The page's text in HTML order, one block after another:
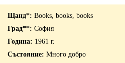
Books, books, books
София
1961 г.
Много добро